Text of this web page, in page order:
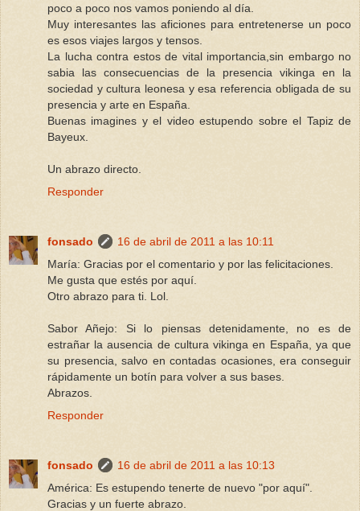
poco a poco nos vamos poniendo al día.
Muy interesantes las aficiones para entretenerse un poco
es esos viajes largos y tensos.
La lucha contra estos de vital importancia,sin embargo no
sabia las consecuencias de la presencia vikinga en la
sociedad y cultura leonesa y esa referencia obligada de su
presencia y arte en España.
Buenas imagines y el video estupendo sobre el Tapiz de
Bayeux.
Un abrazo directo.
Responder
fonsado
16 de abril de 2011 a las 10:11
María: Gracias por el comentario y por las felicitaciones.
Me gusta que estés por aquí.
Otro abrazo para ti. Lol.
Sabor Añejo: Si lo piensas detenidamente, no es de
estrañar la ausencia de cultura vikinga en España, ya que
su presencia, salvo en contadas ocasiones, era conseguir
rápidamente un botín para volver a sus bases.
Abrazos.
Responder
fonsado
16 de abril de 2011 a las 10:13
América: Es estupendo tenerte de nuevo "por aquí".
Gracias y un fuerte abrazo.